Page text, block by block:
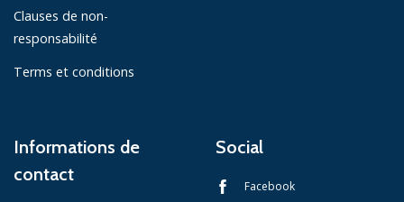
Clauses de non-
responsabilité
Terms et conditions
Informations de
contact
Social
Facebook